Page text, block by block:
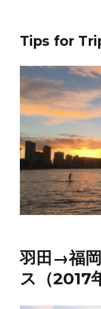
Tips for
羽田→福
ス（2017